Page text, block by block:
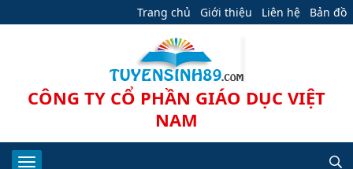
Trang chủ Giới thiệu Liên hệ Bản đồ
CÔNG TY CỔ PHẦN GIÁO DỤC VIỆT
NAM